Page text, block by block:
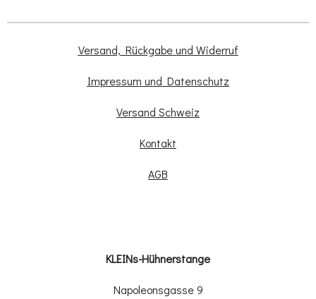
Versand, Rückgabe und Widerruf
Impressum und Datenschutz
Versand Schweiz
Kontakt
AGB
KLEINs-Hühnerstange
Napoleonsgasse 9